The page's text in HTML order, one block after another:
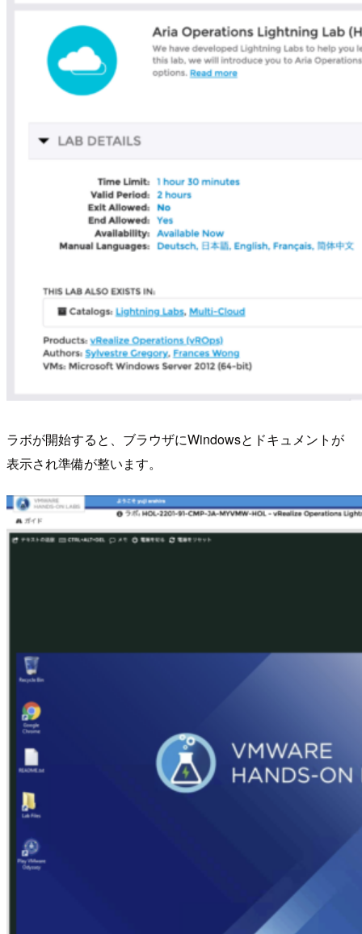
ラボが開始すると、ブラウザにWindowsとドキュメントが
表示され準備が整います。